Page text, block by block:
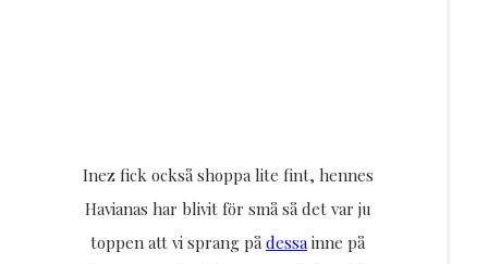
Inez fick också shoppa lite fint, hennes
Havianas har blivit för små så det var ju
toppen att vi sprang pådessainne på